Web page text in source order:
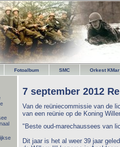
Fotoalbum SMC Orkest KMar
7 september 2012
Van de reüniecommissie van de
van een reünie op de Koning
"Beste oud-marechaussees van
Dit jaar is het al weer 39 jaar